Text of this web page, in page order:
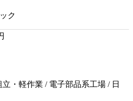
ク
・軽作業 / 電子部品系工場 / 日